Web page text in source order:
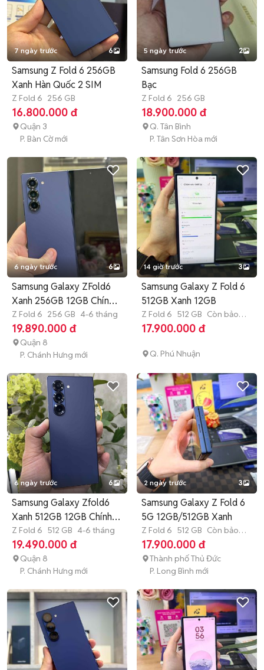
7 ngày trước 6
Samsung Z Fold 6 256GB
Xanh Hàn Quốc 2 SIM
Z Fold 6 256 GB
16.800.000 đ
Quận 3
P. Bàn Cờ mới
5 ngày trước 2
Samsung Fold 6 256GB
Bạc
Z Fold 6 256 GB
18.900.000 đ
Q. Tân Bình
P. Tân Sơn Hòa mới
6 ngày trước 6
Samsung Galaxy ZFold6
Xanh 256GB 12GB Chính
Hãng
Z Fold 6 256 GB 4-6 tháng
19.890.000 đ
Quận 8
P. Chánh Hưng mới
14 giờ trước 3
Samsung Galaxy Z Fold 6
512GB Xanh 12GB
Z Fold 6 512 GB Còn bảo
hành
17.900.000 đ
Q. Phú Nhuận
6 ngày trước 6
Samsung Galaxy Zfold6
Xanh 512GB 12GB Chính
hãng
Z Fold 6 512 GB 4-6 tháng
19.490.000 đ
Quận 8
P. Chánh Hưng mới
2 ngày trước 3
Samsung Galaxy Z Fold 6
5G 12GB/512GB Xanh
Z Fold 6 512 GB Còn bảo
hành
17.900.000 đ
Thành phố Thủ Đức
P. Long Bình mới